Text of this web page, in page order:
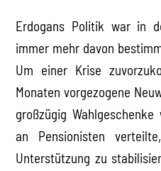
Erdogans Politik war in
immer mehr davon
Um einer Krise
Monaten vorgezogene
großzügig
an Pensionisten
Unterstützung zu